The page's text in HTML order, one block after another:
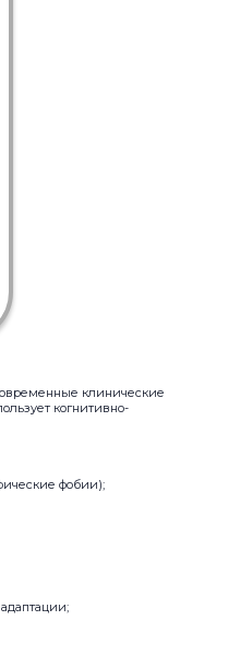
клинические
когнитивно-
фобии);